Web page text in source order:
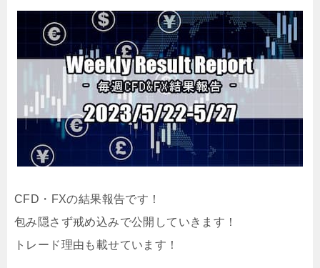
CFD・FXの結果報告です！
包み隠さず戒め込みで公開していきます！
トレード理由も載せています！